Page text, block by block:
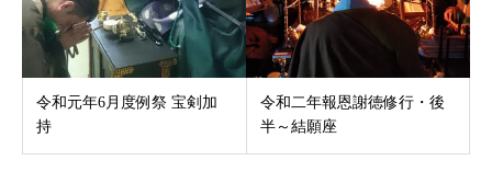
令和元年6月度例祭 宝剣加
持
令和二年報恩謝徳修行・後
半～結願座